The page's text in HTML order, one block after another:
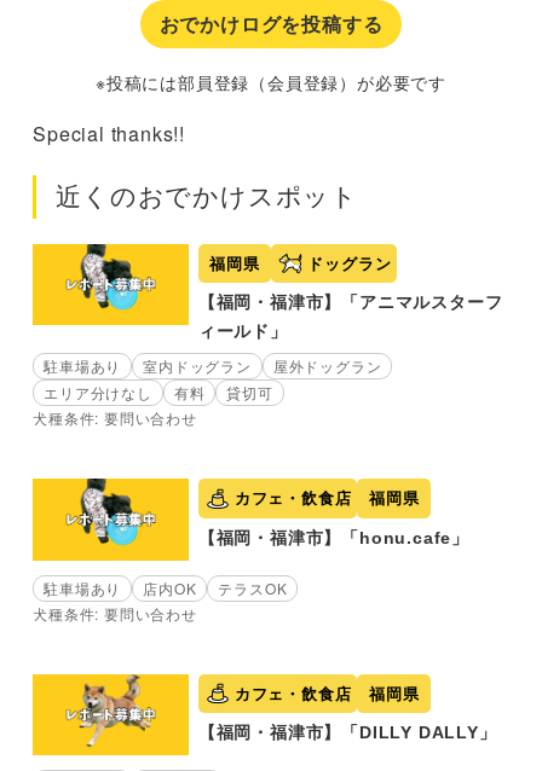
おでかけログを投稿する
※投稿には部員登録（会員登録）が必要です
Special thanks!!
近くのおでかけスポット
福岡県 ドッグラン
【福岡・福津市】「アニマルスターフ
ィールド」
駐車場あり 室内ドッグラン
屋外ドッグラン
エリア分けなし
有料
貸切可
犬種条件: 要問い合わせ
カフェ・飲食店 福岡県
【福岡・福津市】「honu.cafe」
駐車場あり 店内OK
テラスOK
犬種条件: 要問い合わせ
カフェ・飲食店 福岡県
【福岡・福津市】「DILLY DALLY」